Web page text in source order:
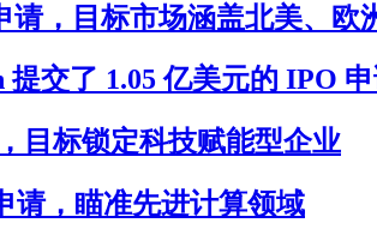
，目标市场涵盖北美、欧
交了 1.05 亿美元的 IPO
目标锁定科技赋能型企业
请，瞄准先进计算领域